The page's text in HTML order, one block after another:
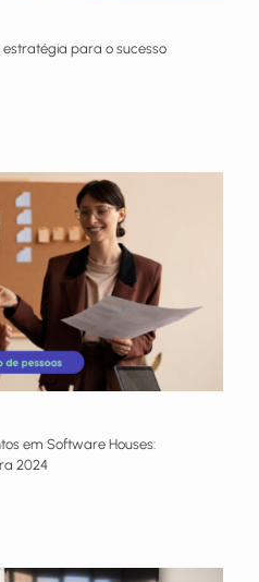
para o sucesso
em Software Houses:
2024